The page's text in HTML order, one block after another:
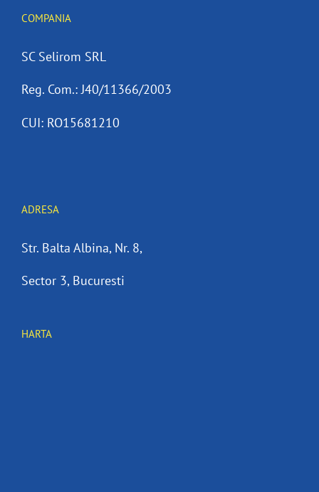
COMPANIA
SC Selirom SRL
Reg. Com.: J40/11366/2003
CUI: RO15681210
ADRESA
Str. Balta Albina, Nr. 8,
Sector 3, Bucuresti
HARTA